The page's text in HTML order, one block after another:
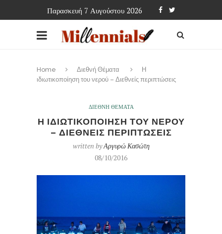
Παρασκευή 7 Αυγούστου 2026
Home Διεθνή Θέματα
Η
ιδιωτικοποίηση του νερού – Διεθνείς περιπτώσεις
ΔΙΕΘΝΗ ΘΕΜΑΤΑ
Η ΙΔΙΩΤΙΚΟΠΟΙΗΣΗ ΤΟΥ ΝΕΡΟΥ
– ΔΙΕΘΝΕΙΣ ΠΕΡΙΠΤΩΣΕΙΣ
written byΑργυρώ Κασώτη
08/10/2016